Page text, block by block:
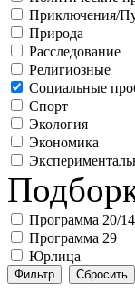
Приключения/
Природа
Расследование
Религиозные
Социальные
Спорт
Экология
Экономика
Программа 20/14
Программа 29
Юрлица